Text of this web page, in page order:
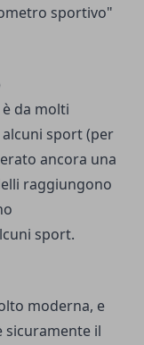
sportivo"
è da molti
sport (per
ancora una
raggiungono
sport.
moderna, e
il